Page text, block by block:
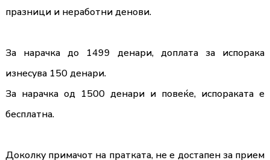
празници и неработни денови.
За нарачка до 1499 денари, доплата за испорака
изнесува 150 денари.
За нарачка од 1500 денари и повеќе, испораката е
бесплатна.
Доколку примачот на пратката, не е достапен за прием